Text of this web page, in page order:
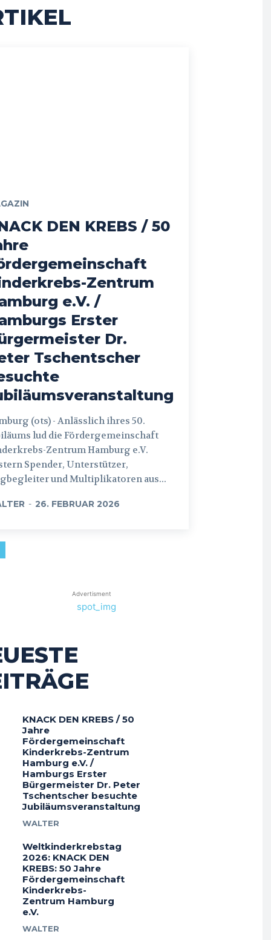
DEN KREBS / 50
Zentrum
e.V. /
Erster
Dr.
Tschentscher
(ots) - Anlässlich ihres 50.
lud die Fördergemeinschaft
Zentrum Hamburg e.V.
Spender, Unterstützer,
und Multiplikatoren aus...
- 26. FEBRUAR 2026
Advertisment
KNACK DEN KREBS / 50
Jahre
Fördergemeinschaft
Kinderkrebs-Zentrum
Hamburg e.V. /
Hamburgs Erster
Bürgermeister Dr. Peter
Tschentscher besuchte
Jubiläumsveranstaltung
WALTER
Weltkinderkrebstag
2026: KNACK DEN
KREBS: 50 Jahre
Fördergemeinschaft
Kinderkrebs-
Zentrum Hamburg
e.V.
WALTER